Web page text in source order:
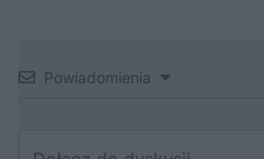
Powiadomienia